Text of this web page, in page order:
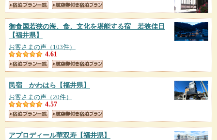
御食国若狭の海、食、文化を堪能する宿 若狭佳日
【福井県】
お客さまの声（103件）
4.61
民宿 かわはら 【福井県】
お客さまの声（20件）
4.57
アプロディール華双寿 【福井県】